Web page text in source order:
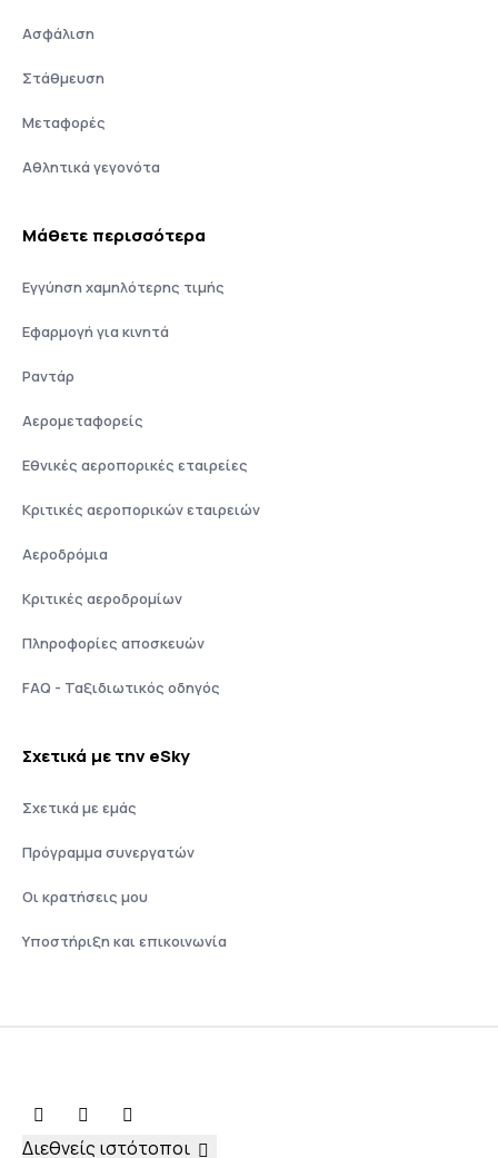
Ασφάλιση
Στάθμευση
Μεταφορές
Αθλητικά γεγονότα
Μάθετε περισσότερα
Εγγύηση χαμηλότερης τιμής
Εφαρμογή για κινητά
Ραντάρ
Αερομεταφορείς
Εθνικές αεροπορικές εταιρείες
Κριτικές αεροπορικών εταιρειών
Αεροδρόμια
Κριτικές αεροδρομίων
Πληροφορίες αποσκευών
FAQ - Ταξιδιωτικός οδηγός
Σχετικά με την eSky
Σχετικά με εμάς
Πρόγραμμα συνεργατών
Οι κρατήσεις μου
Υποστήριξη και επικοινωνία
Διεθνείς ιστότοποι